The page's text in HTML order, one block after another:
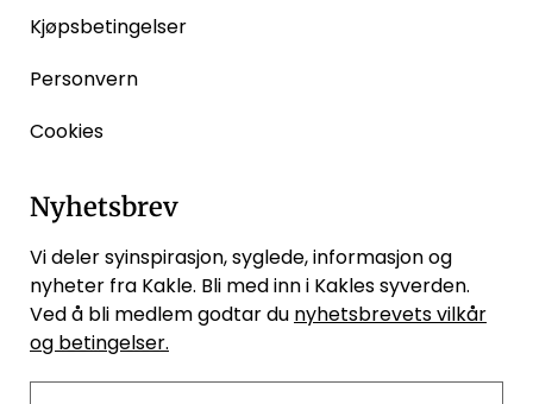
Kjøpsbetingelser
Personvern
Cookies
Nyhetsbrev
Vi deler syinspirasjon, syglede, informasjon og
nyheter fra Kakle. Bli med inn i Kakles syverden.
Ved å bli medlem godtar du nyhetsbrevets vilkår
og betingelser.